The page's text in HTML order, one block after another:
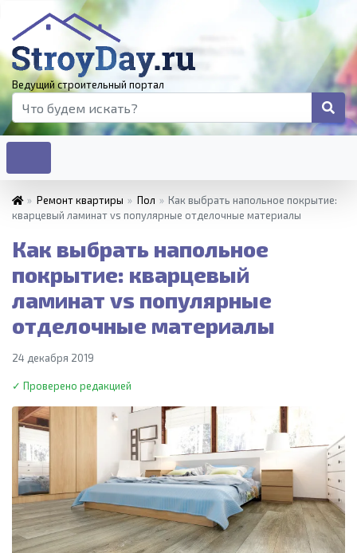
Ведущий строительный портал
» Ремонт квартиры » Пол » Как выбрать напольное покрытие:
кварцевый ламинат vs популярные отделочные материалы
Как выбрать напольное
покрытие: кварцевый
ламинат vs популярные
отделочные материалы
24 декабря 2019
✓ Проверено редакцией